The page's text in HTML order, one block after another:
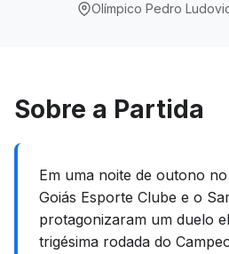
Olímpico Pedro
Sobre a Partida
Em uma noite de outono
Goiás Esporte Clube e o
protagonizaram um duelo
trigésima rodada do